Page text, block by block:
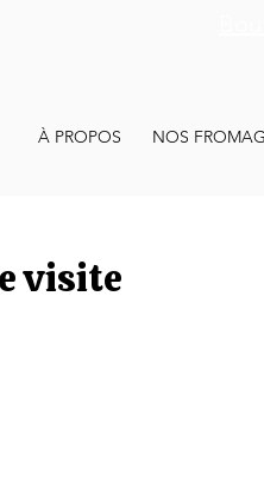
À PROPOS NOS
visite